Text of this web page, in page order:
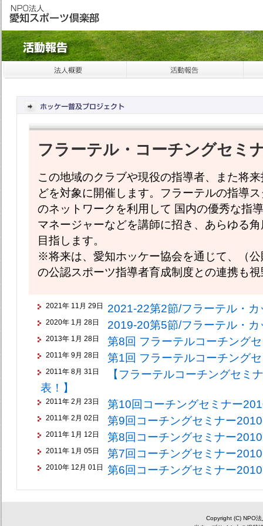
フラーテル・コーチングセミ
この地域のクラブや現役の指導者、また将
どを対象に開催します。フラーテルの指導
のネットワークを利用して 国内の優秀な指
マネージャーなどを講師に招き、あらゆる
目指します。
※将来は、愛知ホッケー協会を通じて、（
の公認スポーツ指導者育成制度との連携も
2021年 11月 29日 2021-22第2節/フラーテル・カ
2020年 1月 28日 2019-20第5節/フラーテル・カ
2013年 1月 28日 第8回 フラーテルコーチング
2011年 9月 28日 第1回 フラーテルコーチング
2011年 8月 31日
【フラーテルコーチングセミ
表！】
2011年 2月 23日 第10回コーチングセミナー
2011年 2月 02日 第9回コーチングセミナー
2011年 1月 12日 第8回コーチングセミナー2010
2011年 1月 05日 第7回コーチングセミナー2010
2010年 12月 01日 第6回コーチングセミナー2010
Copyright (C) NPO